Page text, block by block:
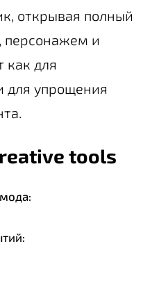
открывая полный
персонажем и
как для
для упрощения
tools